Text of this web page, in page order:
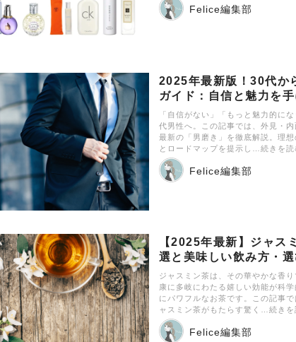
Felice編集部
2025年最新版！30代か
ガイド：自信と魅力を
「自信がない」「もっと魅力的に
代男性へ。この記事では、外見・
最新の「男磨き」を徹底解説。理
とロードマップを提示し…続きを読
Felice編集部
【2025年最新】ジャス
選と美味しい飲み方・
ジャスミン茶は、その華やかな香
康に多岐にわたる嬉しい効能が科
にパワフルなお茶です。この記事
ャスミン茶がもたらす驚く…続きを
Felice編集部